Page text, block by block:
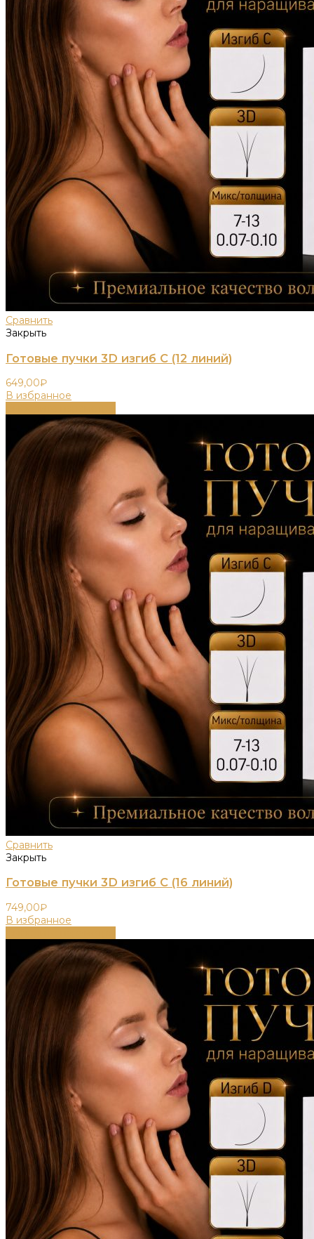
Сравнить
Закрыть
Готовые пучки 3D изгиб C (12 линий)
649,00₽
В избранное
Сравнить
Закрыть
Готовые пучки 3D изгиб C (16 линий)
749,00₽
В избранное